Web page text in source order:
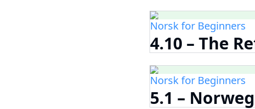
Norsk for Beginners
4.10 – The
Norsk for Beginners
5.1 –